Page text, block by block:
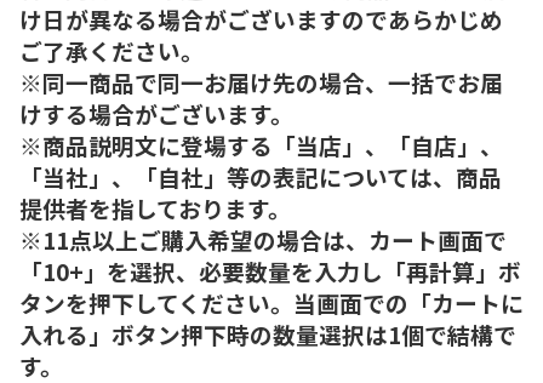
け日が異なる場合がございますのであらかじめ
ご了承ください。
※同一商品で同一お届け先の場合、一括でお届
けする場合がございます。
※商品説明文に登場する「当店」、「自店」、
「当社」、「自社」等の表記については、商品
提供者を指しております。
※11点以上ご購入希望の場合は、カート画面で
「10+」を選択、必要数量を入力し「再計算」ボ
タンを押下してください。当画面での「カートに
入れる」ボタン押下時の数量選択は1個で結構で
す。